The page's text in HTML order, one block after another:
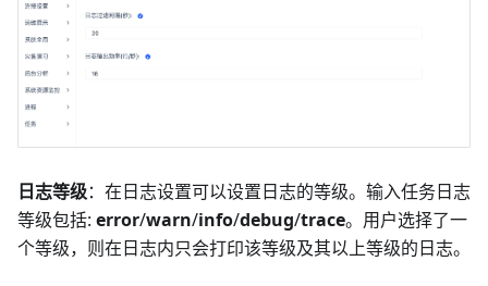
日志等级：在日志设置可以设置日志的等级。输入任务日志
等级包括: error/warn/info/debug/trace。用户选择了一
个等级，则在日志内只会打印该等级及其以上等级的日志。